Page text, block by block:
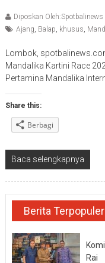
Diposkan Oleh:Spotbalinews
Ajang, Balap, khusus,
Lombok,
Mandalika Kartini Race
Pertamina Mandalika
Share this:
Berbagi
Baca selengkapnya
Berita Terpopuler
Rai